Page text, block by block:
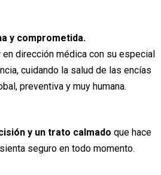
y comprometida.
dirección médica con su especial
cuidando la salud de las encías
preventiva y muy humana.
y un trato calmado que hace
seguro en todo momento.